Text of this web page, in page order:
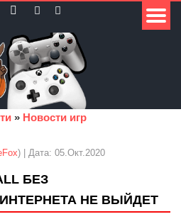
» Новости игр
) | Дата: 05.Окт.2020
БЕЗ
НЕ ВЫЙДЕТ